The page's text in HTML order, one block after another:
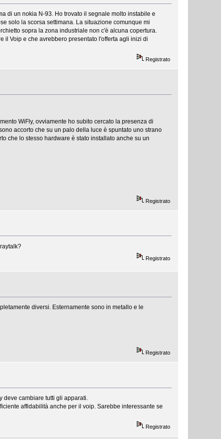
di un nokia N-93. Ho trovato il segnale molto instabile e
solo la scorsa settimana. La situazione comunque mi
sopra la zona industriale non c'è alcuna copertura.
il Voip e che avrebbero presentato l'offerta agli inizi di
Registrato
WiFly, ovviamente ho subito cercato la presenza di
accorto che su un palo della luce è spuntato uno strano
che lo stesso hardware è stato installato anche su un
Registrato
Registrato
diversi. Esternamente sono in metallo e le
Registrato
deve cambiare tutti gli apparati.
affidabilità anche per il voip. Sarebbe interessante se
Registrato